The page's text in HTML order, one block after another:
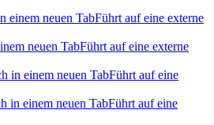
einem neuen TabFührt auf eine externe
neuen TabFührt auf eine externe
in einem neuen TabFührt auf eine
in einem neuen TabFührt auf eine